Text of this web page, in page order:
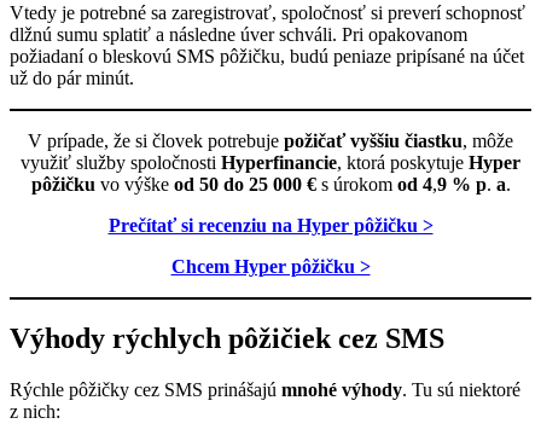
Vtedy je potrebné sa zaregistrovať, spoločnosť si preverí schopnosť
dlžnú sumu splatiť a následne úver schváli. Pri opakovanom
požiadaní o bleskovú SMS pôžičku, budú peniaze pripísané na účet
už do pár minút.
V prípade, že si človek potrebuje požičať vyššiu čiastku, môže
využiť služby spoločnosti Hyperfinancie, ktorá poskytuje Hyper
pôžičku vo výške od 50 do 25 000 €s úrokom od 4,9 % p. a.
Prečítať si recenziu na Hyper pôžičku >
Chcem Hyper pôžičku >
Výhody rýchlych pôžičiek cez SMS
Rýchle pôžičky cez SMS prinášajú mnohé výhody. Tu sú niektoré
z nich: